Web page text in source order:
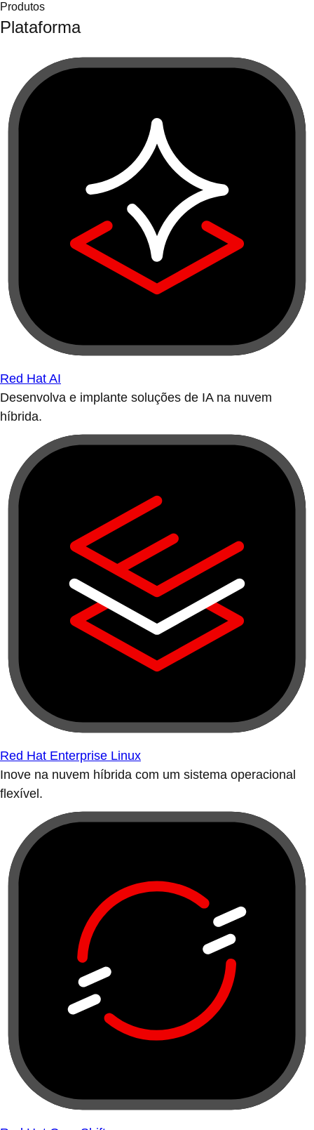
Produtos
Plataforma
Red Hat AI
Desenvolva e implante soluções de IA na nuvem
híbrida.
Red Hat Enterprise Linux
Inove na nuvem híbrida com um sistema operacional
flexível.